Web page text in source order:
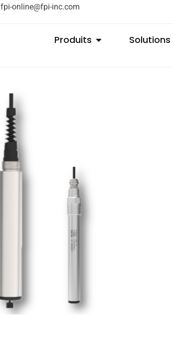
fpi-online@fpi-inc.com
Produits Solutions